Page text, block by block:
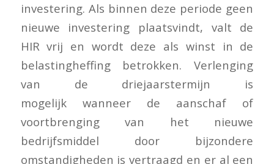
investering. Als binnen deze periode geen
nieuwe investering plaatsvindt, valt de
HIR vrij en wordt deze als winst in de
belastingheffing betrokken. Verlenging
van de driejaarstermijn is
mogelijk wanneer de aanschaf of
voortbrenging van het nieuwe
bedrijfsmiddel door bijzondere
omstandigheden is vertraagd en er al een